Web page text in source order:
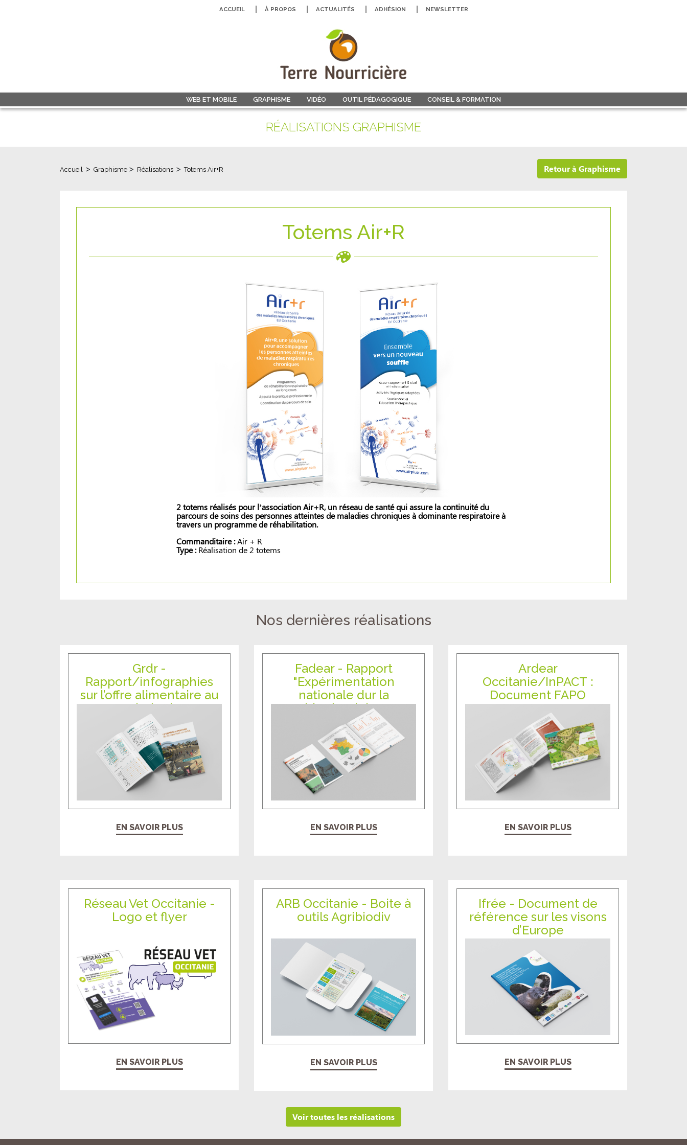
ACCUEIL À PROPOS ACTUALITÉS ADHÉSION NEWSLETTER
WEB ET MOBILE GRAPHISME VIDÉO OUTIL PÉDAGOGIQUE CONSEIL & FORMATION
RÉALISATIONS GRAPHISME
Accueil > Graphisme > Réalisations >Totems Air+R Retour à Graphisme
Totems Air+R
2 totems réalisés pour l’association Air+R, un réseau de santé qui assure la continuité du
parcours de soins des personnes atteintes de maladies chroniques à dominante respiratoire à
travers un programme de réhabilitation.
Commanditaire :Air + R
Type :Réalisation de 2 totems
Nos dernières réalisations
Grdr -
Rapport/infographies
sur l’offre alimentaire au
Sénégal
EN SAVOIR PLUS
Fadear - Rapport
"Expérimentation
nationale dur la
biosécurité..."
EN SAVOIR PLUS
Ardear
Occitanie/InPACT :
Document FAPO
EN SAVOIR PLUS
Réseau Vet Occitanie -
Logo et flyer
EN SAVOIR PLUS
ARB Occitanie - Boite à
outils Agribiodiv
EN SAVOIR PLUS
Ifrée - Document de
référence sur les visons
d’Europe
EN SAVOIR PLUS
Voir toutes les réalisations